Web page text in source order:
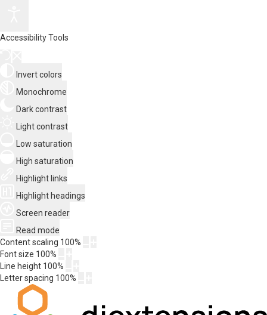
Accessibility Tools
Invert colors
Monochrome
Dark contrast
Light contrast
Low saturation
High saturation
Highlight links
Highlight headings
Screen reader
Read mode
Content scaling 100%
Font size 100%
Line height 100%
Letter spacing 100%